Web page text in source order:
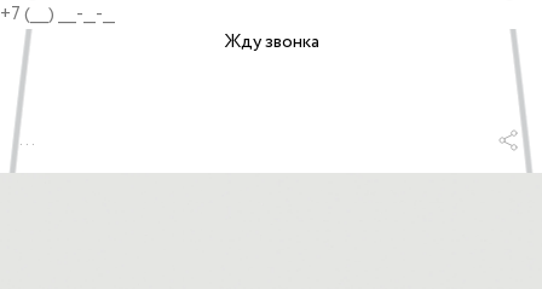
Жду звонка
...